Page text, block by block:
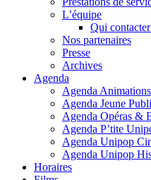
L’équipe
Qui
Nos partenaires
Presse
Archives
Agenda
Agenda Animations
Agenda Jeune
Agenda Opéras &
Agenda P’tite
Agenda Unipop
Agenda Unipop
Horaires